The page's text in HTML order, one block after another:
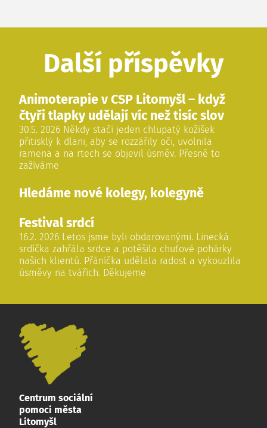
Další příspěvky
Animoterapie v CSP Litomyšl – když
čtyři tlapky udělají víc než tisíc slov
30.5. 2026 Někdy stačí jeden chlupatý kožíšek
přitisklý k dlani, aby se rozzářily oči, uvolnila
ramena a na rtech se objevil úsměv. Přesně to
zažíváme
Hledáme nové kolegy, kolegyně
Festival srdcí
16.2. 2026 Letos jsme byli obdarovanými. Linecká
srdíčka zahřála srdce a potěšila chuťové pohárky
našich klientů. Přáníčka udělala radost a vykouzlila
úsměvy na tvářích. Děkujeme
Centrum sociální
pomoci města
Litomyšl